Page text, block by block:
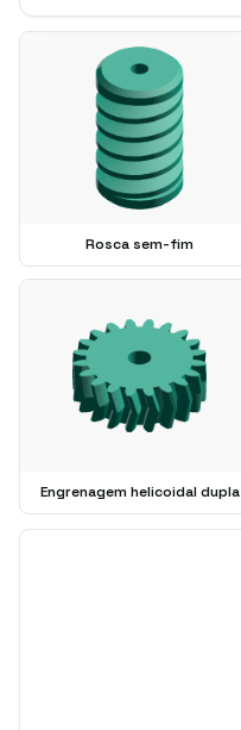
Rosca sem-fim
Engrenagem helicoidal dupla